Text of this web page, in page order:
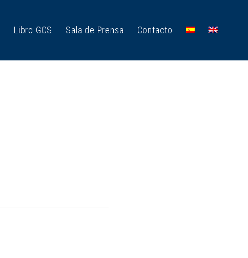
Libro GCS Sala de Prensa Contacto